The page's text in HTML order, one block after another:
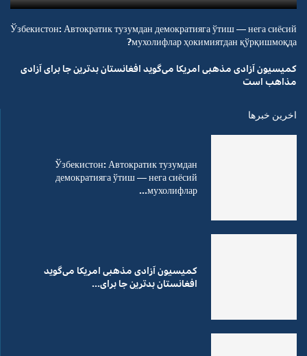
Ўзбекистон: Автократик тузумдан демократияга ўтиш — нега сиёсий
мухолифлар ҳокимиятдан қўрқишмоқда?
کمیسیون آزادی مذهبی امریکا می‌گوید افغانستان بدترین جا برای آزادی
مذاهب است
اخرین خبرها
Ўзбекистон: Автократик тузумдан
демократияга ўтиш — нега сиёсий
мухолифлар...
کمیسیون آزادی مذهبی امریکا می‌گوید
افغانستان بدترین جا برای...